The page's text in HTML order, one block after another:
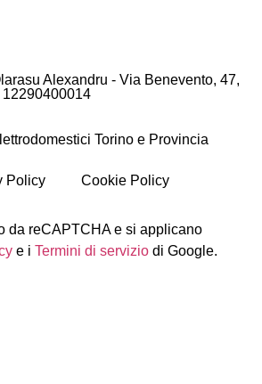
Alexandru - Via Benevento, 47,
12290400014
Torino e Provincia
Policy Cookie Policy
da reCAPTCHA e si applicano
e i Termini di servizio di Google.